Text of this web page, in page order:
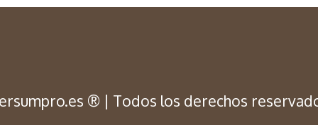
® | Todos los derechos reservad